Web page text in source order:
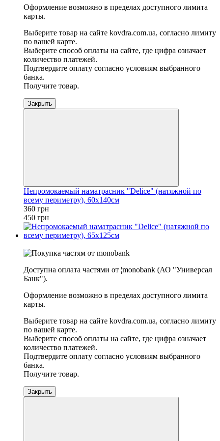
Оформление возможно в пределах доступного лимита
карты.
Выберите товар на сайте kovdra.com.ua, согласно лимиту
по вашей карте.
Выберите способ оплаты на сайте, где цифра означает
количество платежей.
Подтвердите оплату согласно условиям выбранного
банка.
Получите товар.
Закрыть
Непромокаемый наматрасник "Delice" (натяжной по
всему периметру), 60х140см
360 грн
450 грн
Доступна оплата частями от ¦monobank (АО "Универсал
Банк").
Оформление возможно в пределах доступного лимита
карты.
Выберите товар на сайте kovdra.com.ua, согласно лимиту
по вашей карте.
Выберите способ оплаты на сайте, где цифра означает
количество платежей.
Подтвердите оплату согласно условиям выбранного
банка.
Получите товар.
Закрыть